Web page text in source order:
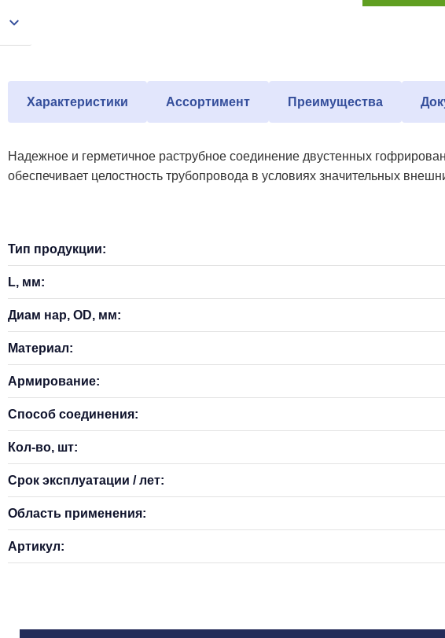
Характеристики Ассортимент Преимущества
Надежное и герметичное раструбное соединение двустенных
обеспечивает целостность трубопровода в условиях значительных
Тип продукции:
L, мм:
Диам нар, OD, мм:
Материал:
Армирование:
Способ соединения:
Кол-во, шт:
Срок эксплуатации / лет:
Область применения:
Артикул: